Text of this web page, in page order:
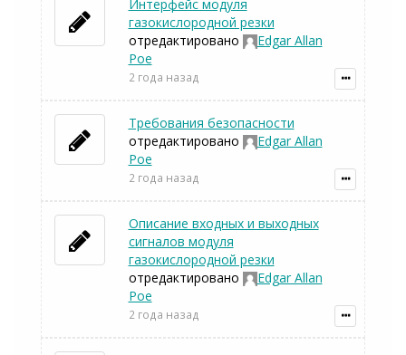
Интерфейс модуля
газокислородной резки
отредактировано
Edgar Allan
Poe
2 года назад
Требования безопасности
отредактировано
Edgar Allan
Poe
2 года назад
Описание входных и выходных
сигналов модуля
газокислородной резки
отредактировано
Edgar Allan
Poe
2 года назад